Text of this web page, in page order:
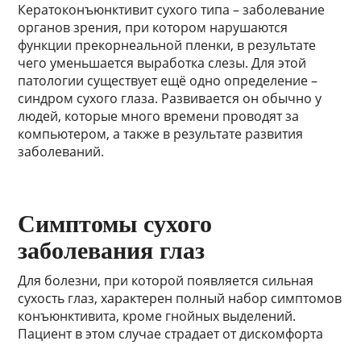
Кератоконъюнктивит сухого типа – заболевание
органов зрения, при котором нарушаются
функции прекорнеальной пленки, в результате
чего уменьшается выработка слезы. Для этой
патологии существует ещё одно определение –
синдром сухого глаза. Развивается он обычно у
людей, которые много времени проводят за
компьютером, а также в результате развития
заболеваний.
Симптомы сухого
заболевания глаз
Для болезни, при которой появляется сильная
сухость глаз, характерен полный набор симптомов
конъюнктивита, кроме гнойных выделений.
Пациент в этом случае страдает от дискомфорта